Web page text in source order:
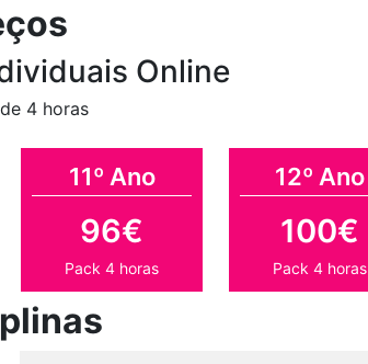
Online
4 horas
11º Ano
96€
Pack 4 horas
12º Ano
100€
Pack 4 horas